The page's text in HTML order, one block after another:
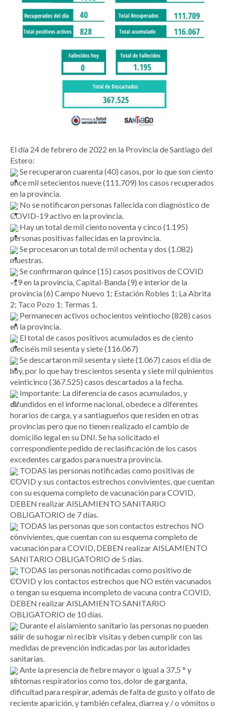
El día 24 de febrero de 2022 en la Provincia de Santiago del
Estero:
Se recuperaron cuarenta (40) casos, por lo que son ciento
once mil setecientos nueve (111.709) los casos recuperados
en la provincia.
No se notificaron personas fallecida con diagnóstico de
COVID-19 activo en la provincia.
Hay un total de mil ciento noventa y cinco (1.195)
personas positivas fallecidas en la provincia.
Se procesaron un total de mil ochenta y dos (1.082)
muestras.
Se confirmaron quince (15) casos positivos de COVID
-19 en la provincia, Capital-Banda (9) e interior de la
provincia (6) Campo Nuevo 1; Estación Robles 1; La Abrita
2; Taco Pozo 1; Termas 1.
Permanecen activos ochocientos veintiocho (828) casos
en la provincia.
El total de casos positivos acumulados es de ciento
dieciséis mil sesenta y siete (116.067)
Se descartaron mil sesenta y siete (1.067) casos el día de
hoy, por lo que hay trescientos sesenta y siete mil quinientos
veinticinco (367.525) casos descartados a la fecha.
Importante: La diferencia de casos acumulados, y
difundidos en el informe nacional, obedece a diferentes
horarios de carga, y a santiagueños que residen en otras
provincias pero que no tienen realizado el cambio de
domicilio legal en su DNI. Se ha solicitado el
correspondiente pedido de reclasificación de los casos
excedentes cargados para nuestra provincia.
TODAS las personas notificadas como positivas de
COVID y sus contactos estrechos convivientes, que cuentan
con su esquema completo de vacunación para COVID,
DEBEN realizar AISLAMIENTO SANITARIO
OBLIGATORIO de 7 días.
TODAS las personas que son contactos estrechos NO
convivientes, que cuentan con su esquema completo de
vacunación para COVID, DEBEN realizar AISLAMIENTO
SANITARIO OBLIGATORIO de 5 días.
TODAS las personas notificadas como positivo de
COVID y los contactos estrechos que NO estén vacunados
o tengan su esquema incompleto de vacuna contra COVID,
DEBEN realizar AISLAMIENTO SANITARIO
OBLIGATORIO de 10 días.
Durante el aislamiento sanitario las personas no pueden
salir de su hogar ni recibir visitas y deben cumplir con las
medidas de prevención indicadas por las autoridades
sanitarias.
Ante la presencia de fiebre mayor o igual a 37,5 ° y
síntomas respiratorios como tos, dolor de garganta,
dificultad para respirar, además de falta de gusto y olfato de
reciente aparición, y también cefalea, diarrea y / o vómitos o